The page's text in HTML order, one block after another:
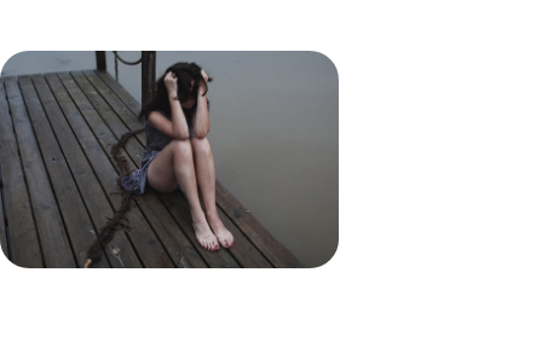
Мы учимся сильно любить, чтобы быть
принятыми и любимыми в ответ.
Учимся быть хорошими родителями,
чтобы наша семья или люди вокруг
увидели какие мы на самом деле
молодцы.